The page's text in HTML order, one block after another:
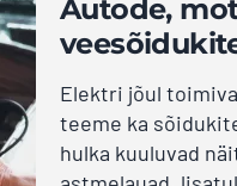
Autode,
Elektri jõul
teeme ka
hulka kuuluvad